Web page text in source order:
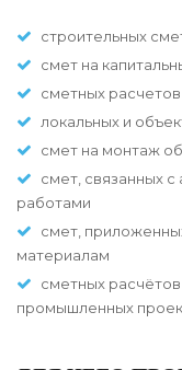
строительных
смет на
сметных
локальных и
смет на монтаж
смет, связанных
работами
смет,
материалам
сметных
промышленных